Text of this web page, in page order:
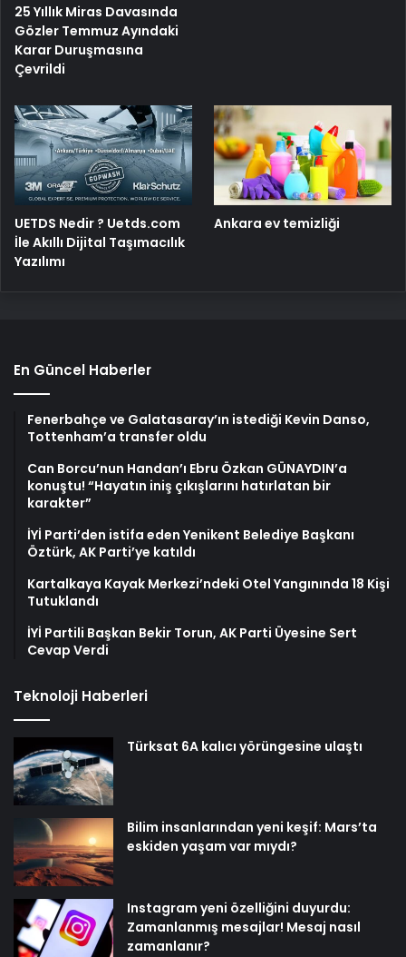
25 Yıllık Miras Davasında
Gözler Temmuz Ayındaki
Karar Duruşmasına
Çevrildi
UETDS Nedir ? Uetds.com
İle Akıllı Dijital Taşımacılık
Yazılımı
Ankara ev temizliği
En Güncel Haberler
Fenerbahçe ve Galatasaray’ın istediği Kevin Danso,
Tottenham’a transfer oldu
Can Borcu’nun Handan’ı Ebru Özkan GÜNAYDIN’a
konuştu! “Hayatın iniş çıkışlarını hatırlatan bir
karakter”
İYİ Parti’den istifa eden Yenikent Belediye Başkanı
Öztürk, AK Parti’ye katıldı
Kartalkaya Kayak Merkezi’ndeki Otel Yangınında 18 Kişi
Tutuklandı
İYİ Partili Başkan Bekir Torun, AK Parti Üyesine Sert
Cevap Verdi
Teknoloji Haberleri
Türksat 6A kalıcı yörüngesine ulaştı
Bilim insanlarından yeni keşif: Mars’ta
eskiden yaşam var mıydı?
Instagram yeni özelliğini duyurdu:
Zamanlanmış mesajlar! Mesaj nasıl
zamanlanır?